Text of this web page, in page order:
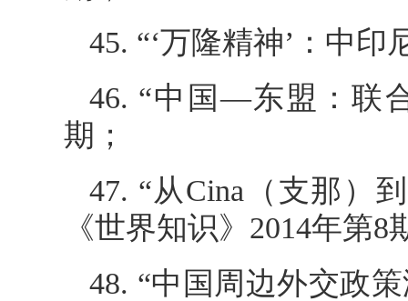
45. “‘万隆精神’：中印
46. “中国—东盟：联
期；
47. “从Cina（支那）
《世界知识》2014年第8
48. “中国周边外交政